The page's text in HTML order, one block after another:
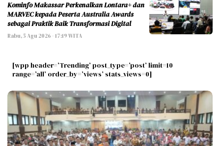
Kominfo Makassar Perkenalkan Lontara+ dan
MARVEC kepada Peserta Australia Awards
sebagai Praktik Baik Transformasi Digital
Rabu, 5 Agu 2026 - 17:19 WITA
[wpp header=’Trending’ post_type=’post’ limit=10
range=’all’ order_by=’views’ stats_views=0]